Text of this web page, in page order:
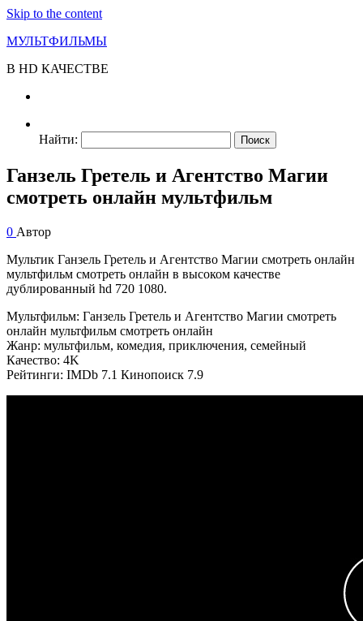
Skip to the content
МУЛЬТФИЛЬМЫ
В HD КАЧЕСТВЕ
Найти:
Ганзель Гретель и Агентство Магии
смотреть онлайн мультфильм
0 Автор
Мультик Ганзель Гретель и Агентство Магии смотреть онлайн
мультфильм смотреть онлайн в высоком качестве
дублированный hd 720 1080.
Мультфильм: Ганзель Гретель и Агентство Магии смотреть
онлайн мультфильм смотреть онлайн
Жанр: мультфильм, комедия, приключения, семейный
Качество: 4K
Рейтинги: IMDb 7.1 Кинопоиск 7.9